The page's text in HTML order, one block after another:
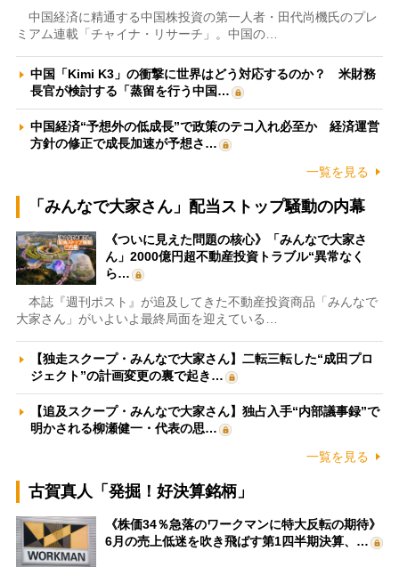
中国経済に精通する中国株投資の第一人者・田代尚機氏のプレ
ミアム連載「チャイナ・リサーチ」。中国の…
中国「Kimi K3」の衝撃に世界はどう対応するのか？ 米財務
長官が検討する「蒸留を行う中国…
中国経済“予想外の低成長”で政策のテコ入れ必至か 経済運営
方針の修正で成長加速が予想さ…
一覧を見る
「みんなで大家さん」配当ストップ騒動の内幕
《ついに見えた問題の核心》「みんなで大家さ
ん」2000億円超不動産投資トラブル“異常なく
ら…
本誌『週刊ポスト』が追及してきた不動産投資商品「みんなで
大家さん」がいよいよ最終局面を迎えている…
【独走スクープ・みんなで大家さん】二転三転した“成田プロ
ジェクト”の計画変更の裏で起き…
【追及スクープ・みんなで大家さん】独占入手“内部議事録”で
明かされる柳瀬健一・代表の思…
一覧を見る
古賀真人「発掘！好決算銘柄」
《株価34％急落のワークマンに特大反転の期待》
6月の売上低迷を吹き飛ばす第1四半期決算、…